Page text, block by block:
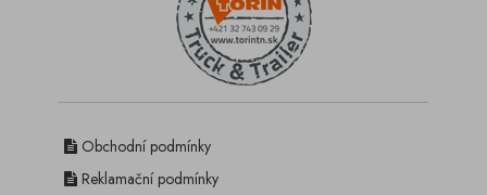
Obchodní podmínky
Reklamační podmínky